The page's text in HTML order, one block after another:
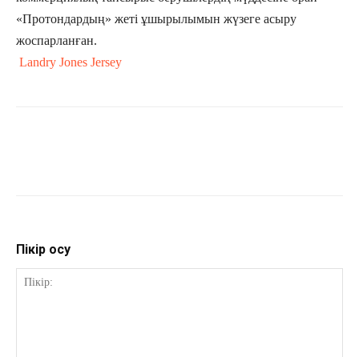
«Протондардың» жеті ұшырылымын жүзеге асыру
жоспарланған.
Landry Jones Jersey
Пікір қосу